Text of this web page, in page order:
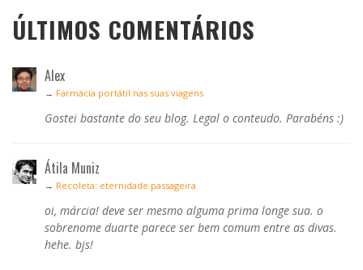
ÚLTIMOS COMENTÁRIOS
Alex
→ Farmácia portátil nas suas viagens
Gostei bastante do seu blog. Legal o conteudo. Parabéns :)
Átila Muniz
→ Recoleta: eternidade passageira
oi, márcia! deve ser mesmo alguma prima longe sua. o
sobrenome duarte parece ser bem comum entre as divas.
hehe. bjs!